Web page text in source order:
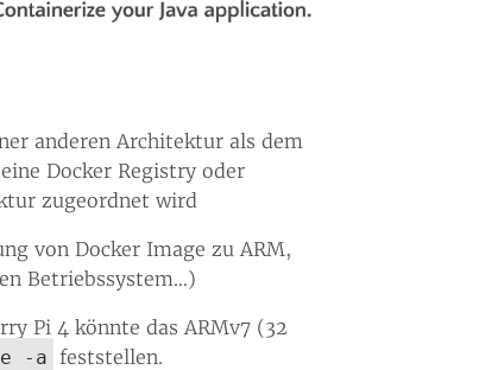
anderen Architektur als dem
Docker Registry oder
zugeordnet wird
von Docker Image zu ARM,
Betriebssystem…​)
Pi 4 könnte das ARMv7 (32
-a feststellen.